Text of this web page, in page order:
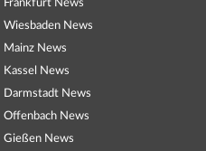
Frankfurt News
Wiesbaden News
Mainz News
Kassel News
Darmstadt News
Offenbach News
Gießen News